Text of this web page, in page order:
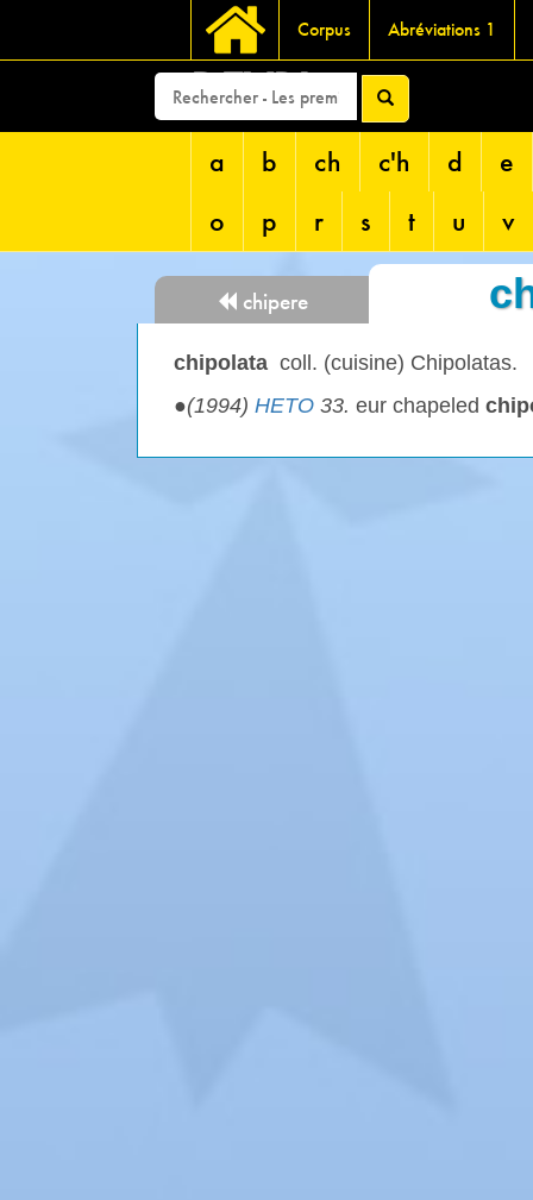
Corpus Abréviations 1
DEVRI
a b ch c'h d
e
o
p r s t u v
chipere
chipolata coll. (cuisine) Chipolatas.
●(1994) HETO 33. eur chapeled